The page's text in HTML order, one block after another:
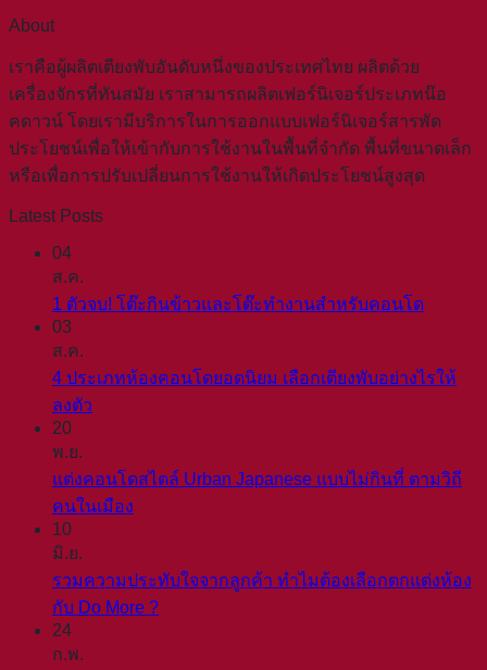
About
เราคือผู้ผลิตเตียงพับอันดับหนึ่งของประเทศไทย ผลิตด้วย
เครื่องจักรที่ทันสมัย เราสามารถผลิตเฟอร์นิเจอร์ประเภทน๊อ
คดาวน์ โดยเรามีบริการในการออกแบบเฟอร์นิเจอร์สารพัด
ประโยชน์เพื่อให้เข้ากับการใช้งานในพื้นที่จำกัด พื้นที่ขนาดเล็ก
หรือเพื่อการปรับเปลี่ยนการใช้งานให้เกิดประโยชน์สูงสุด
Latest Posts
04
ส.ค.
1 ตัวจบ! โต๊ะกินข้าวและโต๊ะทำงานสำหรับคอนโด
03
ส.ค.
4 ประเภทห้องคอนโดยอดนิยม เลือกเตียงพับอย่างไรให้
ลงตัว
20
พ.ย.
แต่งคอนโดสไตล์ Urban Japanese แบบไม่กินที่ ตามวิถี
คนในเมือง
10
มิ.ย.
รวมความประทับใจจากลูกค้า ทำไมต้องเลือกตกแต่งห้อง
กับ Do More ?
24
ก.พ.